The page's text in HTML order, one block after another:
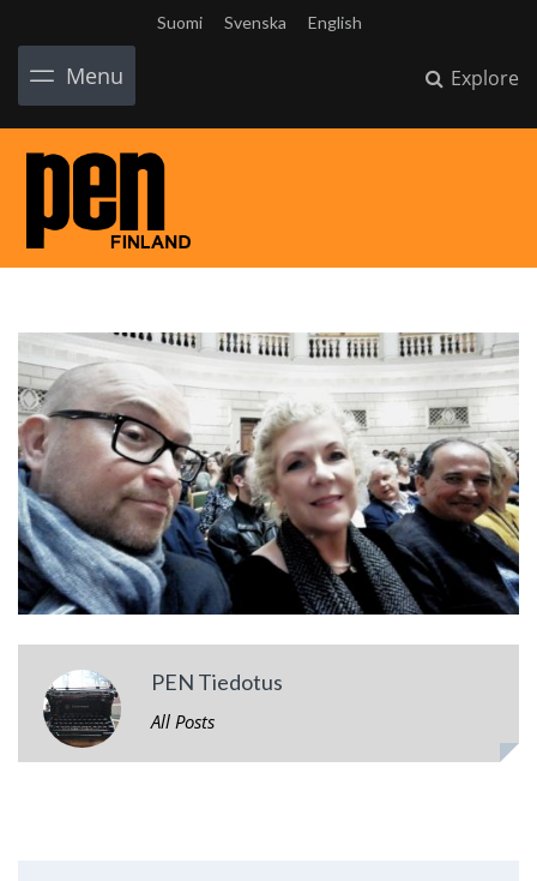
Suomi Svenska English
Menu Explore
PEN Tiedotus
All Posts